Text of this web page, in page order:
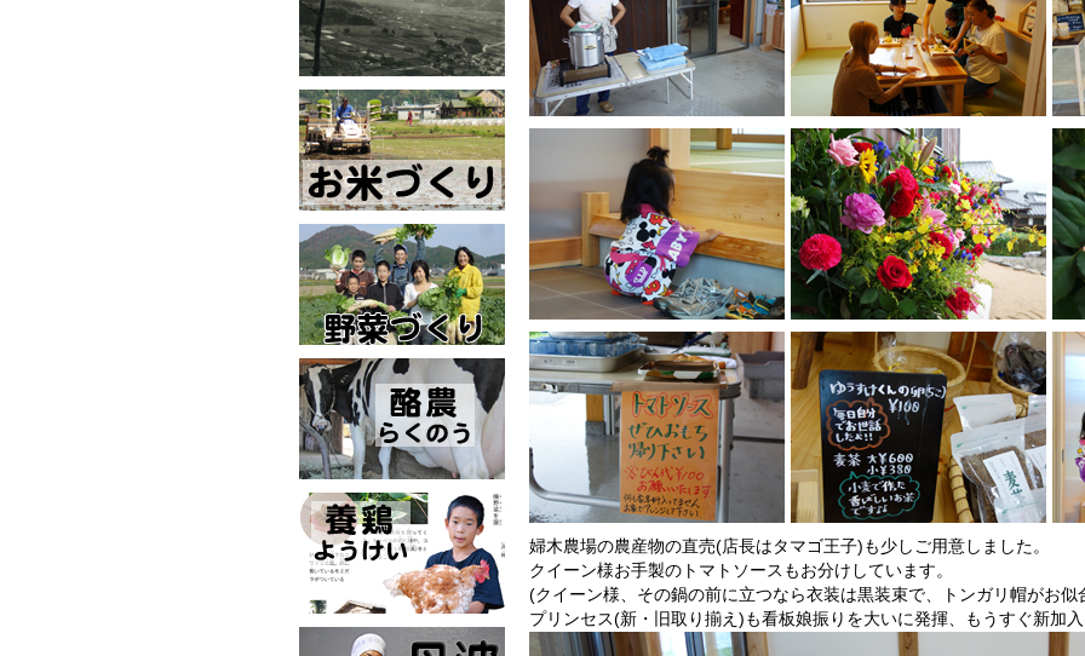
婦木農場の農産物の直売(店長はタマゴ王子)も少しご用意しました。
クイーン様お手製のトマトソースもお分けしています。
(クイーン様、その鍋の前に立つなら衣装は黒装束で、トンガリ帽がお似
プリンセス(新・旧取り揃え)も看板娘振りを大いに発揮、もうすぐ新加